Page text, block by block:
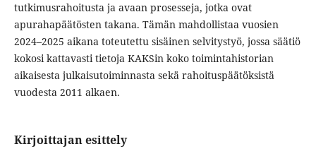
tutkimusrahoitusta ja avaan prosesseja, jotka ovat
apurahapäätösten takana. Tämän mahdollistaa vuosien
2024–2025 aikana toteutettu sisäinen selvitystyö, jossa säätiö
kokosi kattavasti tietoja KAKSin koko toimintahistorian
aikaisesta julkaisutoiminnasta sekä rahoituspäätöksistä
vuodesta 2011 alkaen.
Kirjoittajan esittely